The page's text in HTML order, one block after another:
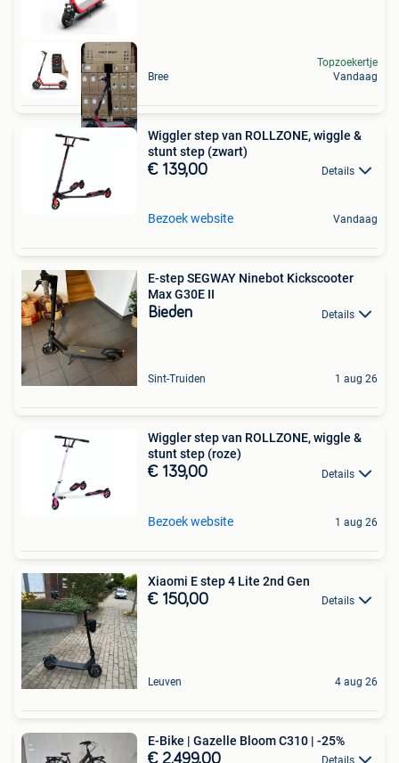
Bree
Topzoekertje
Vandaag
Wiggler step van ROLLZONE, wiggle &
stunt step (zwart)
€ 139,00 Details
Bezoek website Vandaag
E-step SEGWAY Ninebot Kickscooter
Max G30E II
Bieden Details
Sint-Truiden 1 aug 26
Wiggler step van ROLLZONE, wiggle &
stunt step (roze)
€ 139,00 Details
Bezoek website 1 aug 26
Xiaomi E step 4 Lite 2nd Gen
€ 150,00 Details
Leuven 4 aug 26
E-Bike | Gazelle Bloom C310 | -25%
€ 2.499,00 Details